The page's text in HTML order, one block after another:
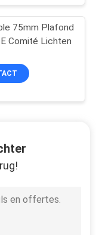
75mm Plafond
Comité Lichten